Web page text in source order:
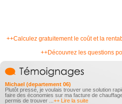
++Calculez gratuitement le coût et la
++Découvrez les questions
Michael (departement 06)
Plutôt pressé, je voulais trouver une solution
faire des économies sur ma facture de
permis de trouver ... ++ Lire la suite